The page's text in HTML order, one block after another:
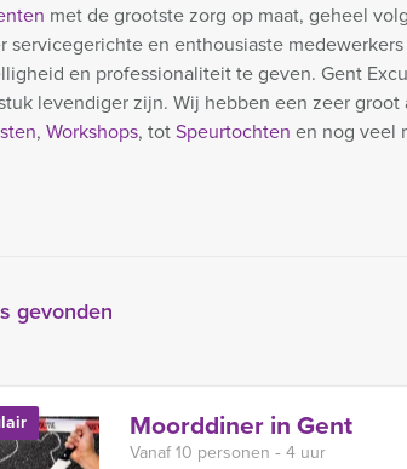
met de grootste zorg op maat, geheel
en enthousiaste medewerkers
en professionaliteit te geven. Gent
levendiger zijn. Wij hebben een zeer groot
, Workshops, totSpeurtochten en nog veel
gevonden
Moorddiner in Gent
Vanaf 10 personen ‐ 4 uur